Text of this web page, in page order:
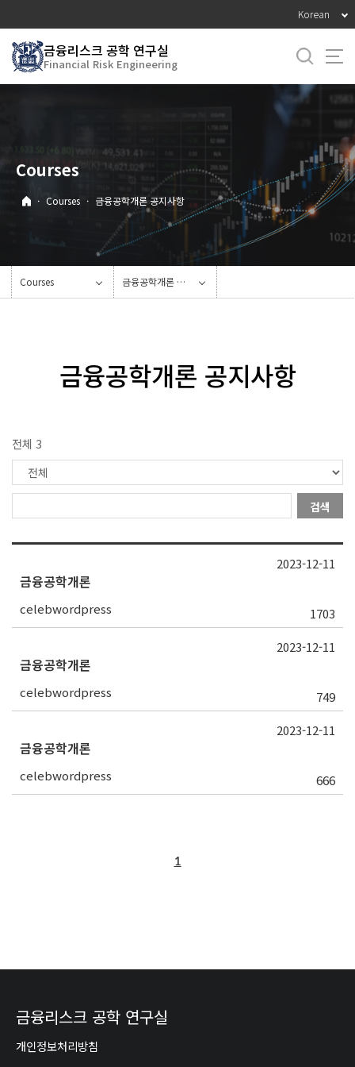
로
메
Korean
금융리스크 공학 연구실
Financial Risk Engineering
Courses
· Courses · 금융공학개론 공지사항
Courses 금융공학개론 공지사항
금융공학개론 공지사항
전체 3
검색
금융공학개론
celebwordpress 1703
2023-12-11
금융공학개론
celebwordpress 749
2023-12-11
금융공학개론
celebwordpress 666
2023-12-11
1
금융리스크 공학 연구실
개인정보처리방침